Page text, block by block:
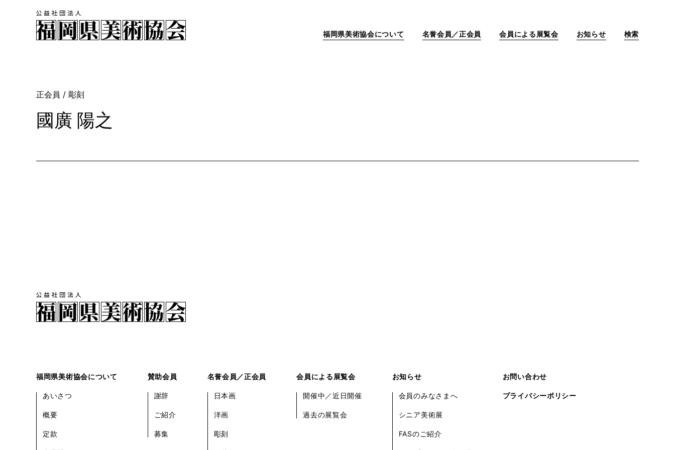
福岡県美術協会について 名誉会員／正会員 会員による展覧会 お知らせ 検索
正会員 / 彫刻
國廣 陽之
福岡県美術協会について
あいさつ
概要
定款
賛助会員
謝辞
ご紹介
募集
名誉会員／正会員
日本画
洋画
彫刻
会員による展覧会
開催中／近日開催
過去の展覧会
お知らせ
会員のみなさまへ
シニア美術展
FASのご紹介
お問い合わせ
プライバシーポリシー